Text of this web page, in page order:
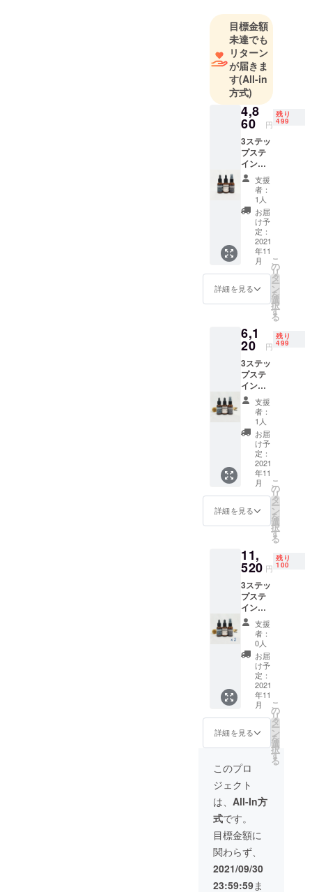
（株）との
共同開発プ
ロジェクト
メンバー3人
のうちの1人
に選任さ
れ、無段階
リニア制御
開発に寄
与。その
後、クリー
ニング機器
製造販売を
行う（株）
マリックス
商品開発部
のスタッフ
として、産
業用クリー
や洗剤の開
発に従事。
このとき、
国家資格で
ある「ク
リーニング
師」を取
得。2006年
にはワイズ
プラント
（株）を設
リーニング
用洗濯洗
剤、繊維加
工剤など
様々な化成
品の開発を
行う。2015
年には独自
の洗濯ブラ
ンド『ブラ
ンドケア』
を設立し、
家庭用製品
の開発を本
格化。ま
た、並行し
て「クリー
ニング師を
教えるク
リーニング
師」とし
て、しみ抜
き技術やブ
ランド品、
目標金額
未達でも
リターン
が届きま
す(All-in
方式)
4,8
60 円
残り
499
3ステッ
プステ
インリ
ムー
バー
【早
割】 ・
ブラン
ドケア
ステイ
ンリ
ムー
バー
1st（油
汚れ
用） 定
円 x 1点
・ブラ
ンドケ
ア ステ
インリ
ムー
バー
2nd（タ
ンパク
用） 定
価1,800
円 x 1
点 ・ブ
ランド
ケア ス
テイン
リムー
3rd（黄
用） 定
価1,800
円 x 1点
合計
5,400円
のセッ
トがご
支援者
限定で
10%OF
4,860円
となり
ます。
支援
者：
1人
お届
け予
定：
2021
年11
月
詳細を見る
こ
の
リ
タ
ー
ン
を
選
択
す
る
6,1
20 円
残り
499
3ステッ
プステ
インリ
ムー
バー
2wayブ
ラシ
セット
【セッ
ト割】
3ステッ
プステ
インリ
ムー
バー
2wayブ
セット
【セッ
ト割】
・ブラ
ンドケ
ア ステ
インリ
ムー
バー
1st（油
汚れ
用） 定
価1,800
円 x 1点
・ブラ
ンドケ
ア ステ
バー
2nd（タ
ンパク
用） 定
価1,800
円 x 1
点 ・ブ
ランド
ケア ス
テイン
リムー
バー
支援
者：
1人
お届
け予
定：
2021
年11
月
詳細を見る
こ
の
リ
タ
ー
ン
を
選
択
す
る
11,
520 円
残り
100
3ステッ
プステ
インリ
ムー
バー
2wayブ
ラシ
セット
x2セッ
【セッ
ト割】
3ステッ
プステ
インリ
ムー
バー
2wayブ
ラシ
セット
x2セッ
ト
【セッ
ト割】
・ブラ
ンドケ
ア ステ
インリ
支援
者：
0人
お届
け予
定：
2021
年11
月
詳細を見る
こ
の
リ
タ
ー
ン
を
選
択
す
る
このプロ
ジェクト
は、 All-In方
式です。
目標金額に
関わらず、
2021/09/30
23:59:59ま